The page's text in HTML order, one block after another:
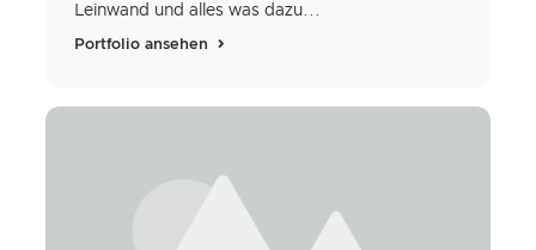
Leinwand und alles was dazu...
Portfolio ansehen